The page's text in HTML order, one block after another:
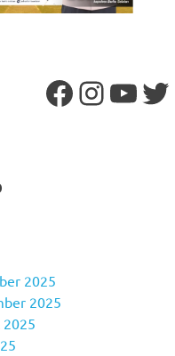
Facebook
2025
2025